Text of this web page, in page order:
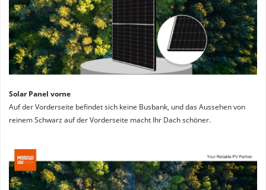
Solar Panel vorne
Auf der Vorderseite befindet sich keine Busbank, und das Aussehen von
reinem Schwarz auf der Vorderseite macht Ihr Dach schöner.